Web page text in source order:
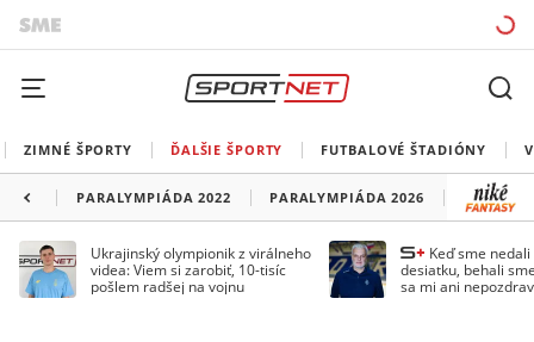
ZIMNÉ ŠPORTY ĎALŠIE ŠPORTY FUTBALOVÉ ŠTADIÓNY
PARALYMPIÁDA 2022 PARALYMPIÁDA 2026
Ukrajinský olympionik z virálneho
videa: Viem si zarobiť, 10-tisíc
pošlem radšej na vojnu
Keď sme
desiatku, behali
sa mi ani